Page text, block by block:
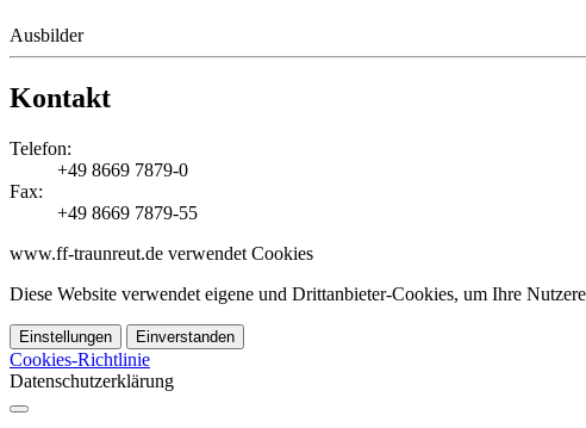
Ausbilder
Kontakt
Telefon:
+49 8669 7879-0
Fax:
+49 8669 7879-55
www.ff-traunreut.de verwendet Cookies
Diese Website verwendet eigene und Drittanbieter-Cookies, um Ihre
Einstellungen Einverstanden
Cookies-Richtlinie
Datenschutzerklärung